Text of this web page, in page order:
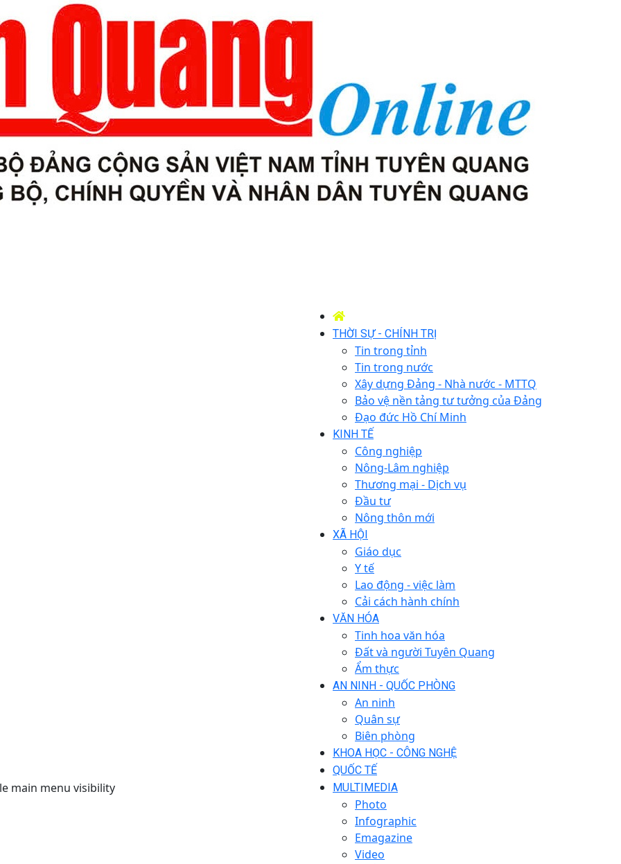
main menu visibility
THỜI SỰ - CHÍNH TRỊ
Tin trong tỉnh
Tin trong nước
Xây dựng Đảng - Nhà nước - MTTQ
Bảo vệ nền tảng tư tưởng của Đảng
Đạo đức Hồ Chí Minh
KINH TẾ
Công nghiệp
Nông-Lâm nghiệp
Thương mại - Dịch vụ
Đầu tư
Nông thôn mới
XÃ HỘI
Giáo dục
Y tế
Lao động - việc làm
Cải cách hành chính
VĂN HÓA
Tinh hoa văn hóa
Đất và người Tuyên Quang
Ẩm thực
AN NINH - QUỐC PHÒNG
An ninh
Quân sự
Biên phòng
KHOA HỌC - CÔNG NGHỆ
QUỐC TẾ
MULTIMEDIA
Photo
Infographic
Emagazine
Video